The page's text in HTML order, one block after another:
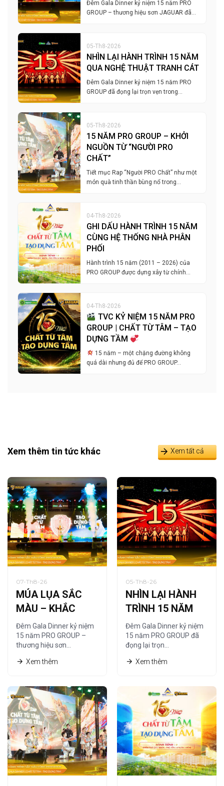
Đêm Gala Dinner kỷ niệm 15 năm PRO
GROUP – thương hiệu sơn JAGUAR đã…
05-Th8-2026
NHÌN LẠI HÀNH TRÌNH 15 NĂM
QUA NGHỆ THUẬT TRANH CÁT
Đêm Gala Dinner kỷ niệm 15 năm PRO
GROUP đã đọng lại trọn vẹn trong…
05-Th8-2026
15 NĂM PRO GROUP – KHỞI
NGUỒN TỪ “NGƯỜI PRO
CHẤT”
Tiết mục Rap “Người PRO Chất” như một
món quà tinh thần bùng nổ trong…
04-Th8-2026
GHI DẤU HÀNH TRÌNH 15 NĂM
CÙNG HỆ THỐNG NHÀ PHÂN
PHỐI
Hành trình 15 năm (2011 – 2026) của
PRO GROUP được dựng xây từ chính…
04-Th8-2026
TVC KỶ NIỆM 15 NĂM PRO
GROUP | CHẤT TỪ TÂM – TẠO
DỰNG TẦM
15 năm – một chặng đường không
quá dài nhưng đủ để PRO GROUP…
Xem thêm tin tức khác Xem tất cả
07-Th8-26
MÚA LỤA SẮC
MÀU – KHẮC
HỌA CHẤT RIÊNG
CỦA PRO GROUP
Đêm Gala Dinner kỷ niệm
15 năm PRO GROUP –
thương hiệu sơn…
Xem thêm
05-Th8-26
NHÌN LẠI HÀNH
TRÌNH 15 NĂM
QUA NGHỆ
THUẬT TRANH
CÁT
Đêm Gala Dinner kỷ niệm
15 năm PRO GROUP đã
đọng lại trọn…
Xem thêm